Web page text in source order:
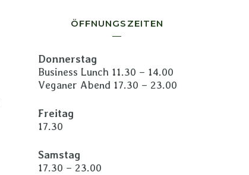
ÖFFNUNGSZEITEN
Donnerstag
Business Lunch 11.30 – 14.00
Veganer Abend 17.30 – 23.00
Freitag
17.30
Samstag
17.30 – 23.00